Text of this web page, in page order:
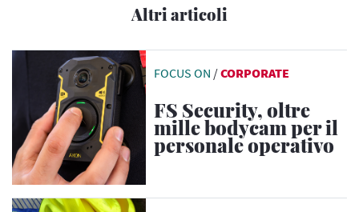
Altri articoli
FOCUS ON /CORPORATE
FS Security, oltre
mille bodycam per il
personale operativo